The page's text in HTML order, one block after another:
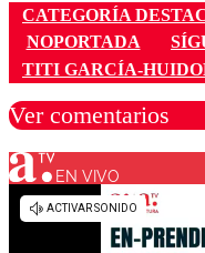
CATEGORÍA
NOPORTADA
TITI GARCÍA-
Ver comentarios
Los comentarios
EN VIVO